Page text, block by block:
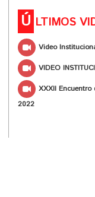
Ú LTIMOS
Video
VIDEO
XXXII
2022